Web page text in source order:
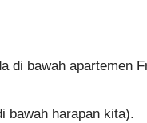
di bawah apartemen
bawah harapan kita).